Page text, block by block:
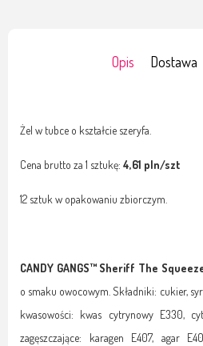
Opis Dostawa
Żel w tubce o kształcie szeryfa.
Cena brutto za 1 sztukę: 4,61 pln/szt
12 sztuk w opakowaniu zbiorczym.
CANDY GANGS™ Sheriff The
o smaku owocowym. Składniki: cukier,
kwasowości: kwas cytrynowy E330,
zagęszczające: karagen E407, agar